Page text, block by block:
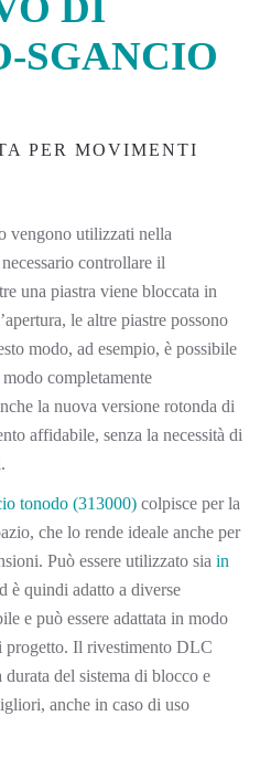
SGANCIO
PER MOVIMENTI
vengono utilizzati nella
controllare il
una piastra viene bloccata in
le altre piastre possono
modo, ad esempio, è possibile
completamente
la nuova versione rotonda di
affidabile, senza la necessità di
tonodo (313000) colpisce per la
che lo rende ideale anche per
Può essere utilizzato sia in
è quindi adatto a diverse
e può essere adattata in modo
progetto. Il rivestimento DLC
durata del sistema di blocco e
anche in caso di uso